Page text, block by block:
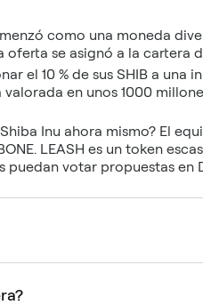
como una moneda
oferta se asignó a la cartera
el 10 % de sus SHIB a una
en unos 1000
Inu ahora mismo? El
LEASH es un token
votar propuestas en